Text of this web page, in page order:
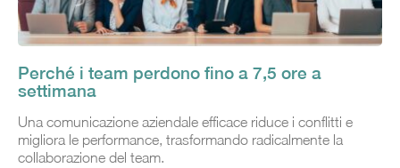
Perché i team perdono fino a 7,5 ore a
settimana
Una comunicazione aziendale efficace riduce i conflitti e
migliora le performance, trasformando radicalmente la
collaborazione del team.